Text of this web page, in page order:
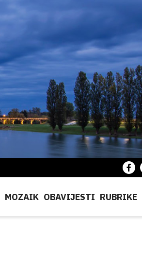
MOZAIK OBAVIJESTI RUBRIKE